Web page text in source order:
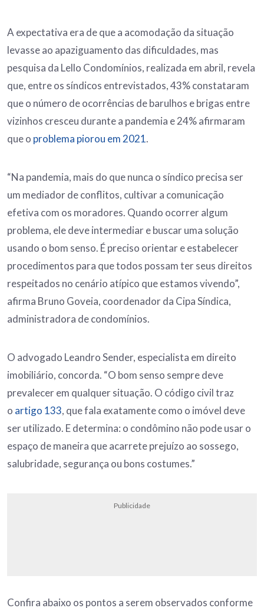
A expectativa era de que a acomodação da situação
levasse ao apaziguamento das dificuldades, mas
pesquisa da Lello Condomínios, realizada em abril, revela
que, entre os síndicos entrevistados, 43% constataram
que o número de ocorrências de barulhos e brigas entre
vizinhos cresceu durante a pandemia e 24% afirmaram
que o problema piorou em 2021.
“Na pandemia, mais do que nunca o síndico precisa ser
um mediador de conflitos, cultivar a comunicação
efetiva com os moradores. Quando ocorrer algum
problema, ele deve intermediar e buscar uma solução
usando o bom senso. É preciso orientar e estabelecer
procedimentos para que todos possam ter seus direitos
respeitados no cenário atípico que estamos vivendo”,
afirma Bruno Goveia, coordenador da Cipa Síndica,
administradora de condomínios.
O advogado Leandro Sender, especialista em direito
imobiliário, concorda. “O bom senso sempre deve
prevalecer em qualquer situação. O código civil traz
o artigo 133, que fala exatamente como o imóvel deve
ser utilizado. E determina: o condômino não pode usar o
espaço de maneira que acarrete prejuízo ao sossego,
salubridade, segurança ou bons costumes.”
Publicidade
Confira abaixo os pontos a serem observados conforme